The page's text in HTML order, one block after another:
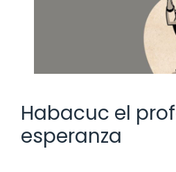
Habacuc el
esperanza